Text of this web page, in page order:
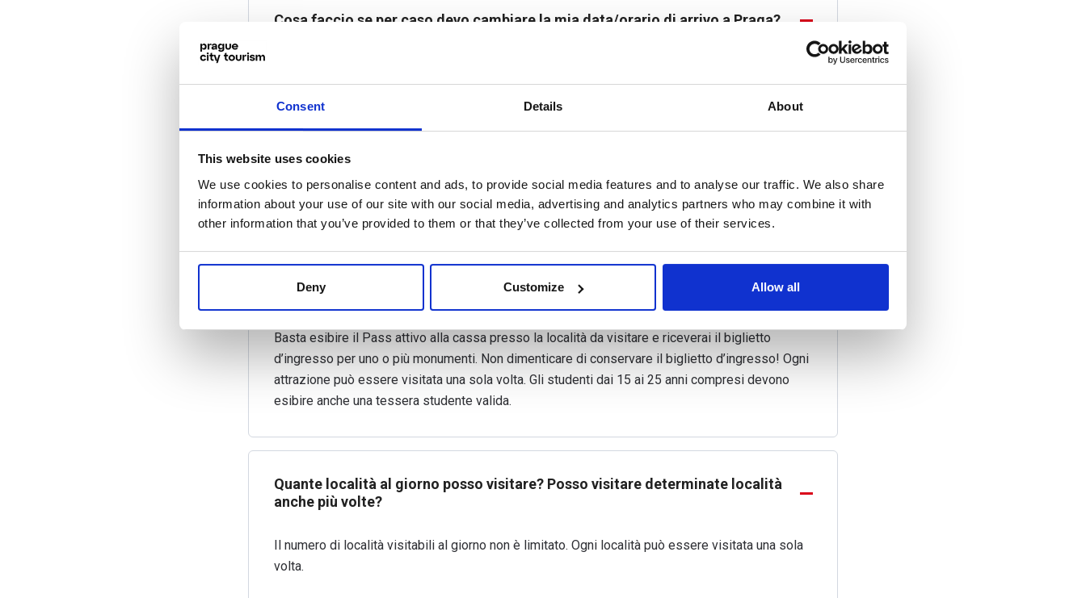
Consent Details About
This website uses cookies
We use cookies to personalise content and ads, to provide social media features and to analyse our traffic. We also share
information about your use of our site with our social media, advertising and analytics partners who may combine it with
other information that you’ve provided to them or that they’ve collected from your use of their services.
Deny Customize Allow all
Cosa faccio se per caso devo cambiare la mia data/orario di arrivo a Praga?
sarà più possibile modificare le impostazioni del Prague Visitor Pass.
Il Prague Visitor Pass è cedibile?
Non è cedibile.
Come si accede alle località con il Prague Visitor Pass?
Basta esibire il Pass attivo alla cassa presso la località da visitare e riceverai il biglietto
d’ingresso per uno o più monumenti. Non dimenticare di conservare il biglietto d’ingresso! Ogni
attrazione può essere visitata una sola volta. Gli studenti dai 15 ai 25 anni compresi devono
esibire anche una tessera studente valida.
Quante località al giorno posso visitare? Posso visitare determinate località
anche più volte?
Il numero di località visitabili al giorno non è limitato. Ogni località può essere visitata una sola
volta.